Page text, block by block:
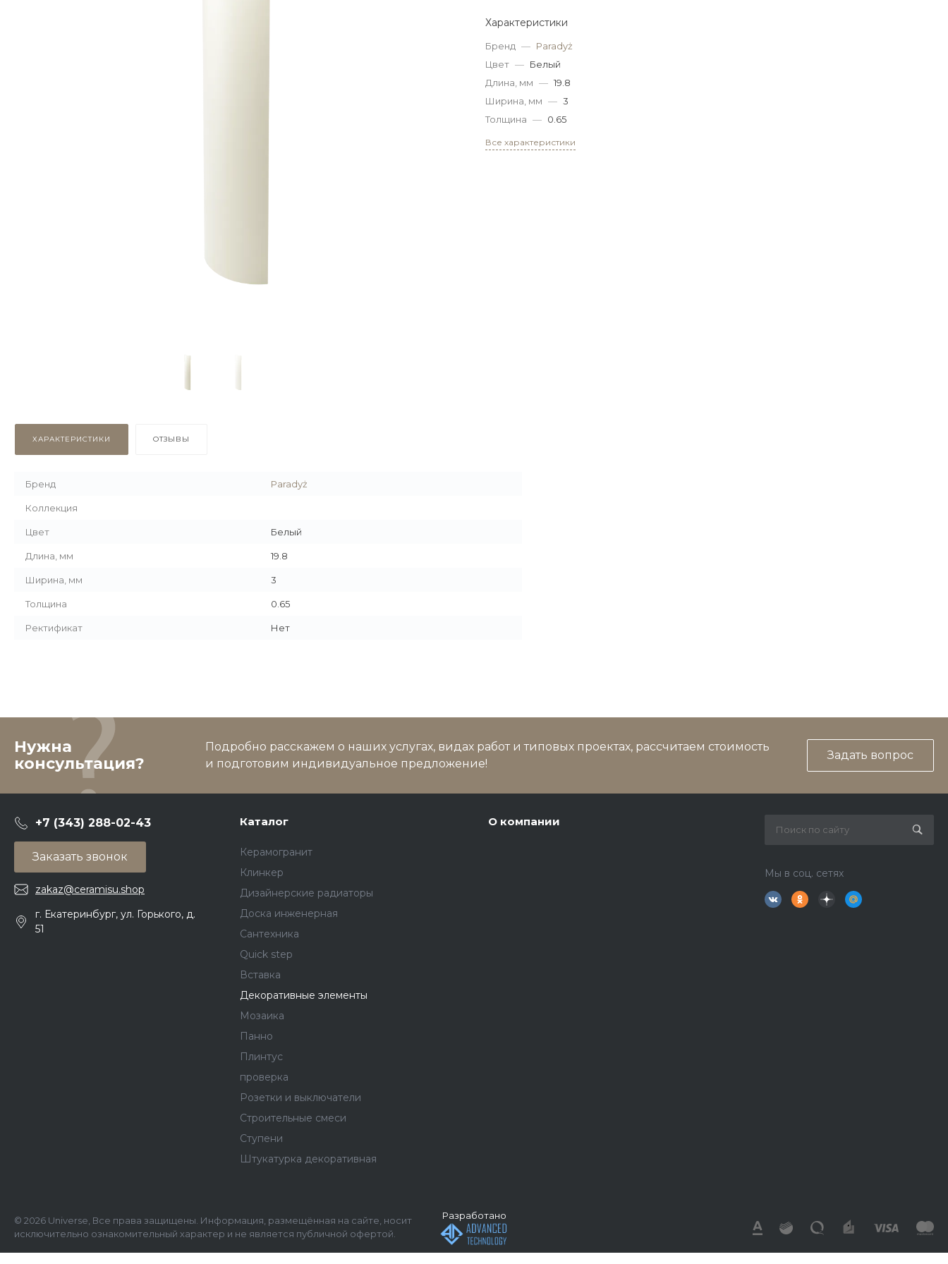
Характеристики
Бренд — Paradyż
Цвет — Белый
Длина, мм — 19.8
Ширина, мм — 3
Толщина — 0.65
Все характеристики
ХАРАКТЕРИСТИКИ ОТЗЫВЫ
Бренд Paradyż
Коллекция
Цвет Белый
Длина, мм 19.8
Ширина, мм 3
Толщина 0.65
Ректификат Нет
Нужна
консультация?
Подробно расскажем о наших услугах, видах работ и типовых проектах, рассчитаем стоимость
и подготовим индивидуальное предложение!
Задать вопрос
+7 (343) 288-02-43
Заказать звонок
zakaz@ceramisu.shop
г. Екатеринбург, ул. Горького, д.
51
Каталог
Керамогранит
Клинкер
Дизайнерские радиаторы
Доска инженерная
Сантехника
Quick step
Вставка
Декоративные элементы
Мозаика
Панно
Плинтус
проверка
Розетки и выключатели
Строительные смеси
Ступени
Штукатурка декоративная
О компании
Мы в соц. сетях
© 2026 Universe, Все права защищены. Информация, размещённая на сайте, носит
исключительно ознакомительный характер и не является публичной офертой.
Разработано